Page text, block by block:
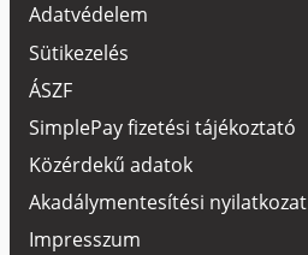
Adatvédelem
Sütikezelés
ÁSZF
SimplePay fizetési tájékoztató
Közérdekű adatok
Akadálymentesítési nyilatkozat
Impresszum